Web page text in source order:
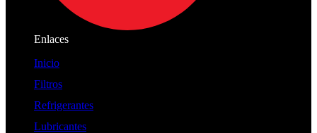
Enlaces
Inicio
Filtros
Refrigerantes
Lubricantes